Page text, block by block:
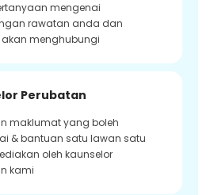
mengenai
rawatan anda dan
menghubungi
Perubatan
maklumat yang boleh
& bantuan satu lawan satu
oleh kaunselor
kami